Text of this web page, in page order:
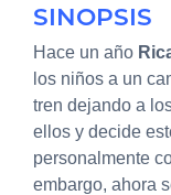
SINOPSIS
Hace un año
los niños a un
tren dejando a
ellos y decide
personalmente
embargo, ahora